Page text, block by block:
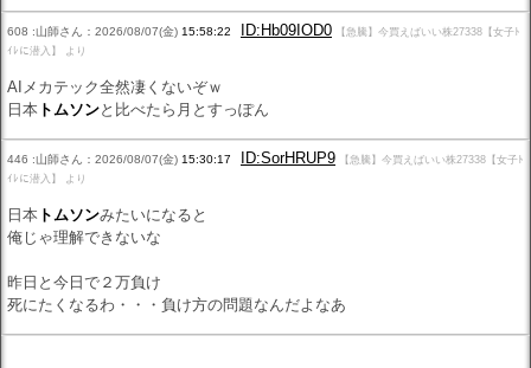
608 :山師さん：2026/08/07(金) 15:58:22 ID:Hb09IOD0
【急騰】今買えばいい株27338【女子ﾄ
ｲﾚに潜入】 より
AIメカテック全然凄くないぞｗ
日本 トムソンと比べたら月とすっぽん
446 :山師さん：2026/08/07(金) 15:30:17 ID:SorHRUP9
【急騰】今買えばいい株27338【女子ﾄ
ｲﾚに潜入】 より
日本 トムソンみたいになると
俺じゃ理解できないな
昨日と今日で２万負け
死にたくなるわ・・・負け方の問題なんだよなあ